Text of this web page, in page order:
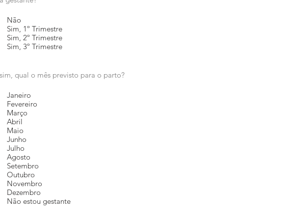
Não
Sim, 1º Trimestre
Sim, 2º Trimestre
Sim, 3º Trimestre
qual o mês previsto para o parto?
Janeiro
Fevereiro
Março
Abril
Maio
Junho
Julho
Agosto
Setembro
Outubro
Novembro
Dezembro
Não estou gestante